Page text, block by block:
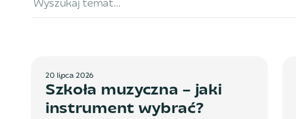
20 lipca 2026
Szkoła muzyczna – jaki
instrument wybrać?